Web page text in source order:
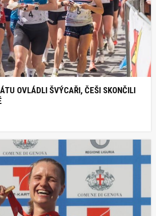
OVLÁDLI ŠVÝCAŘI, ČEŠI SKONČILI